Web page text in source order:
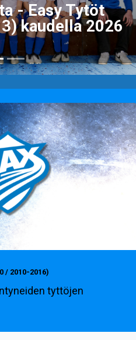
- Easy tytöt
kaudella 2026
/ 2010-2016)
tyttöjen